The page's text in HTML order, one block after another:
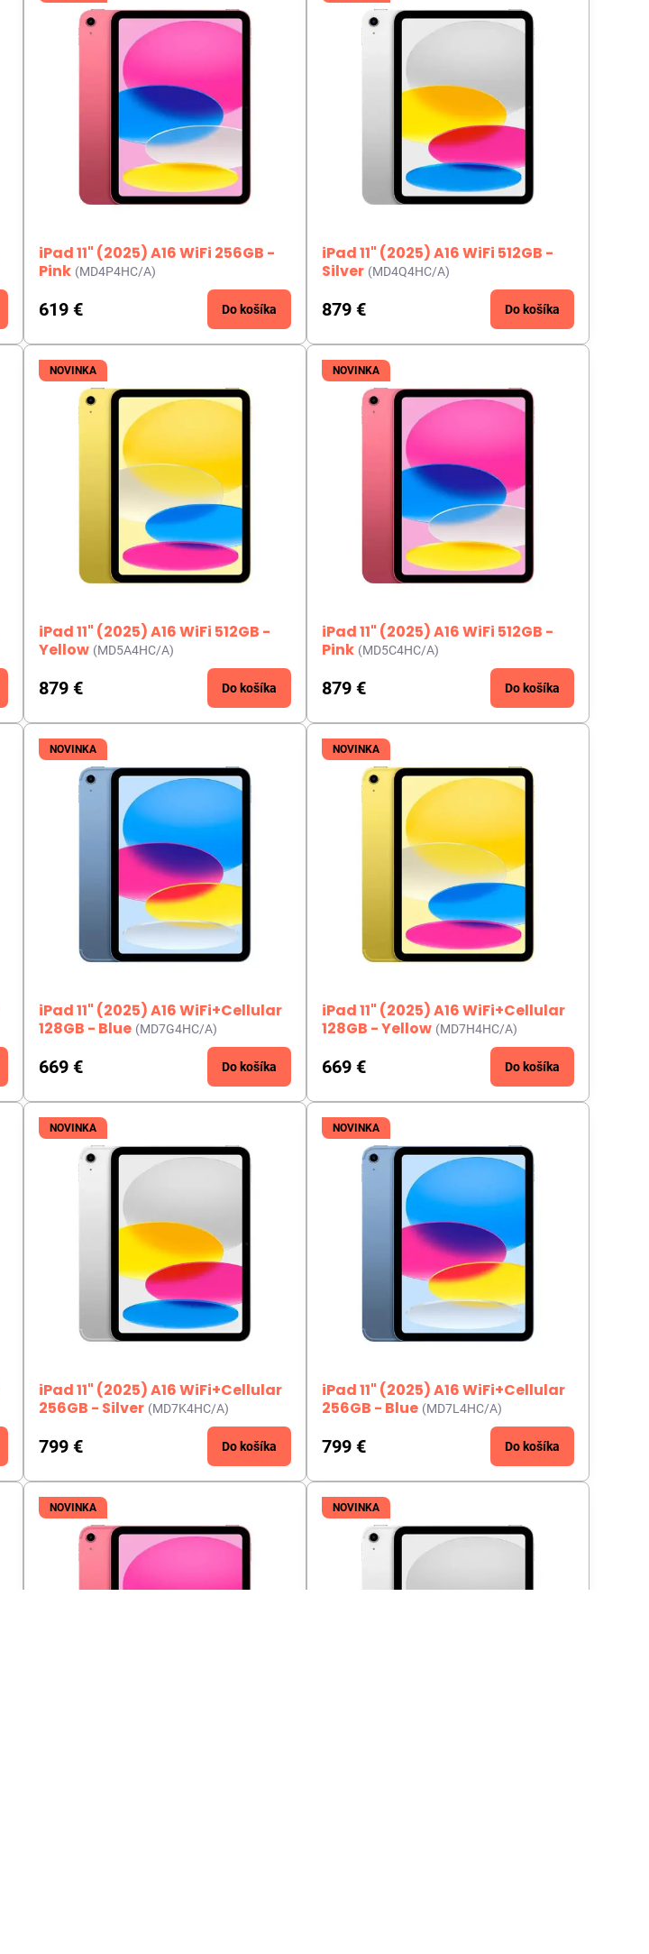
iPad 11" (2025) A16 WiFi 256GB -
Pink (MD4P4HC/A)
619 € Do košíka
iPad 11" (2025) A16 WiFi 512GB -
Silver (MD4Q4HC/A)
879 € Do košíka
NOVINKA
iPad 11" (2025) A16 WiFi 512GB -
Yellow (MD5A4HC/A)
879 € Do košíka
NOVINKA
iPad 11" (2025) A16 WiFi 512GB -
Pink (MD5C4HC/A)
879 € Do košíka
NOVINKA
iPad 11" (2025) A16 WiFi+Cellular
128GB - Blue (MD7G4HC/A)
669 € Do košíka
NOVINKA
iPad 11" (2025) A16 WiFi+Cellular
128GB - Yellow (MD7H4HC/A)
669 € Do košíka
NOVINKA
iPad 11" (2025) A16 WiFi+Cellular
256GB - Silver (MD7K4HC/A)
799 € Do košíka
NOVINKA
iPad 11" (2025) A16 WiFi+Cellular
256GB - Blue (MD7L4HC/A)
799 € Do košíka
NOVINKA NOVINKA